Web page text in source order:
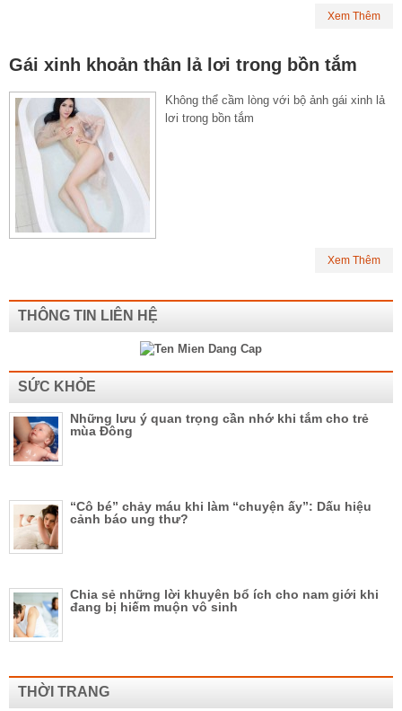
Xem Thêm
Gái xinh khoản thân lả lơi trong bồn tắm
Không thể cầm lòng với bộ ảnh gái xinh lả
lơi trong bồn tắm
Xem Thêm
THÔNG TIN LIÊN HỆ
SỨC KHỎE
Những lưu ý quan trọng cần nhớ khi tắm cho trẻ
mùa Đông
“Cô bé” chảy máu khi làm “chuyện ấy”: Dấu hiệu
cảnh báo ung thư?
Chia sẻ những lời khuyên bổ ích cho nam giới khi
đang bị hiếm muộn vô sinh
THỜI TRANG